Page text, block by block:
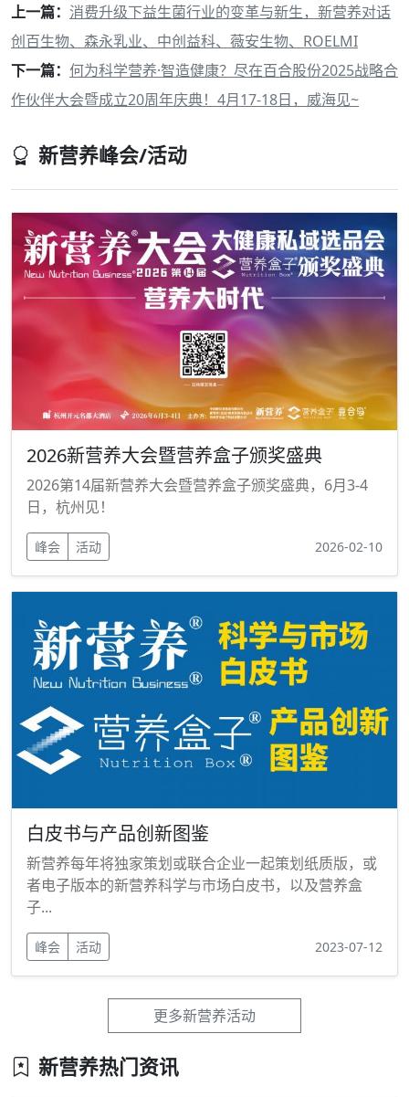
上一篇： 消费升级下益生菌行业的变革与新生，新营养对话
创百生物、森永乳业、中创益科、薇安生物、ROELMI
下一篇： 何为科学营养·智造健康？尽在百合股份2025战略合
作伙伴大会暨成立20周年庆典！4月17-18日，威海见~
新营养峰会/活动
2026新营养大会暨营养盒子颁奖盛典
2026第14届新营养大会暨营养盒子颁奖盛典，6月3-4
日，杭州见！
峰会 活动 2026-02-10
白皮书与产品创新图鉴
新营养每年将独家策划或联合企业一起策划纸质版，或
者电子版本的新营养科学与市场白皮书，以及营养盒
子...
峰会 活动 2023-07-12
更多新营养活动
新营养热门资讯